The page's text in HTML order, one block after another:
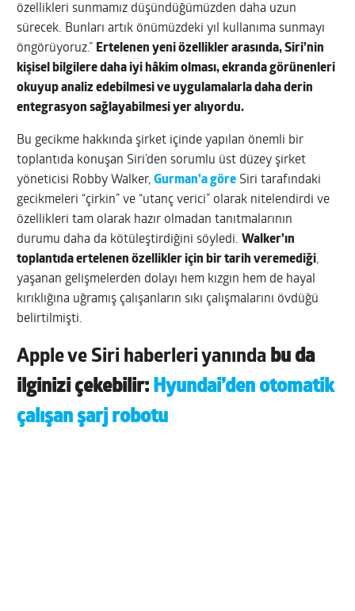
özellikleri sunmamız düşündüğümüzden daha uzun
sürecek. Bunları artık önümüzdeki yıl kullanıma sunmayı
öngörüyoruz.” Ertelenen yeni özellikler arasında, Siri’nin
kişisel bilgilere daha iyi hâkim olması, ekranda görünenleri
okuyup analiz edebilmesi ve uygulamalarla daha derin
entegrasyon sağlayabilmesi yer alıyordu.
Bu gecikme hakkında şirket içinde yapılan önemli bir
toplantıda konuşan Siri’den sorumlu üst düzey şirket
yöneticisi Robby Walker, Gurman’a göre Siri tarafındaki
gecikmeleri “çirkin” ve “utanç verici” olarak nitelendirdi ve
özellikleri tam olarak hazır olmadan tanıtmalarının
durumu daha da kötüleştirdiğini söyledi.Walker’ın
toplantıda ertelenen özellikler için bir tarih veremediği,
yaşanan gelişmelerden dolayı hem kızgın hem de hayal
kırıklığına uğramış çalışanların sıkı çalışmalarını övdüğü
belirtilmişti.
Apple ve Siri haberleri yanında bu da
ilginizi çekebilir: Hyundai’den otomatik
çalışan şarj robotu